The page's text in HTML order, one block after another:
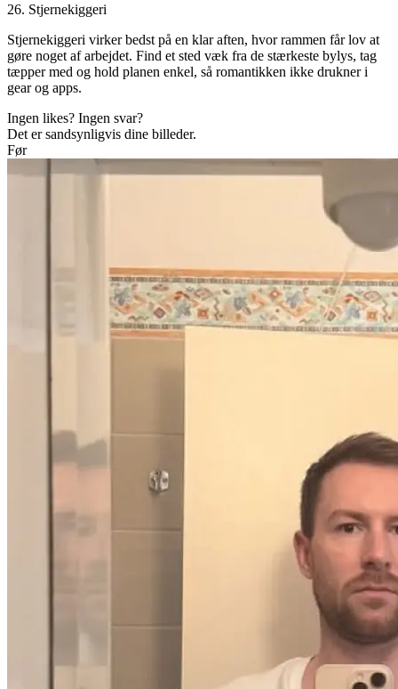
26. Stjernekiggeri
Stjernekiggeri virker bedst på en klar aften, hvor rammen får lov at
gøre noget af arbejdet. Find et sted væk fra de stærkeste bylys, tag
tæpper med og hold planen enkel, så romantikken ikke drukner i
gear og apps.
Ingen likes? Ingen svar?
Det er sandsynligvis dine billeder.
Før